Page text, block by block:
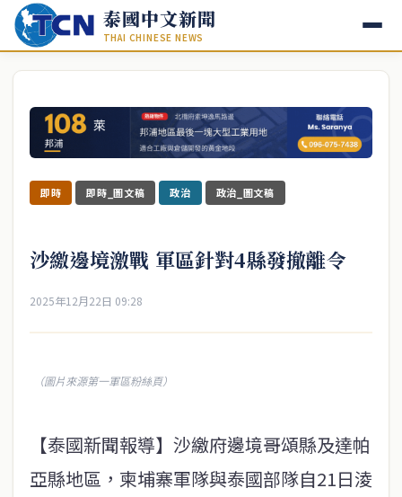
泰國中文新聞
THAI CHINESE NEWS
即時 即時_圖文稿 政治 政治_圖文稿
沙繳邊境激戰 軍區針對4縣發撤離令
2025年12月22日 09:28
（圖片來源第一軍區粉絲頁）
【泰國新聞報導】沙繳府邊境哥頌縣及達帕
亞縣地區，柬埔寨軍隊與泰國部隊自21日淩